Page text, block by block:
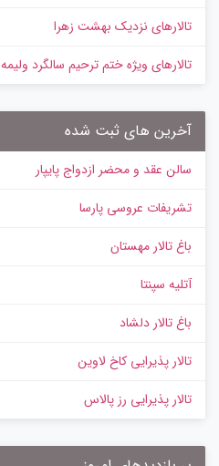
تالارهای نزدیک بهشت زهرا
تالارهای ویژه ختم ترحیم سالگرد ولیمه
آخرین های ثبت شده
سالن عقد و محضر ازدواج پایپار
تشریفات عروسی پارسا
باغ تالار مهستان
آتلیه سپنتا
باغ تالار دلشاد
تالار پذیرایی کاخ لاوین
تالار پذیرایی رز پالاس